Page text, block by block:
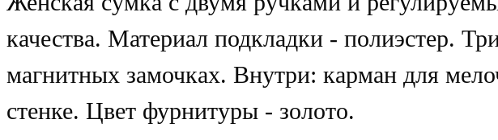
качества. Материал подкладки - полиэстер.
магнитных замочках. Внутри: карман для
стенке. Цвет фурнитуры - золото.